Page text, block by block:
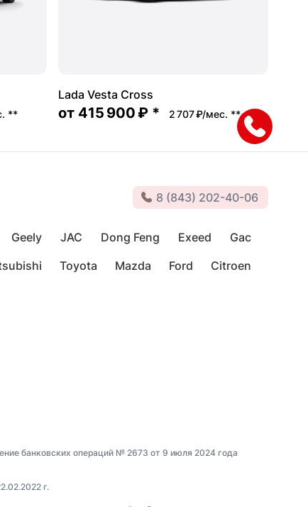
**
Lada Vesta Cross
от 415 900 ₽ * 2 707 ₽/мес. **
8 (843) 202-40-06
Geely JAC Dong Feng Exeed
Gac
Toyota Mazda Ford
Citroen
банковских операций № 2673 от 9 июля 2024 года
г.